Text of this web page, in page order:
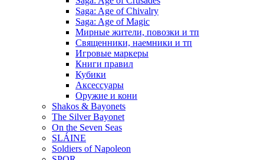
Saga: Age of Chivalry
Saga: Age of Magic
Мирные жители, повозки и тп
Священники, наемники и тп
Игровые маркеры
Книги правил
Кубики
Аксессуары
Оружие и кони
Shakos & Bayonets
The Silver Bayonet
On the Seven Seas
SLÁINE
Soldiers of Napoleon